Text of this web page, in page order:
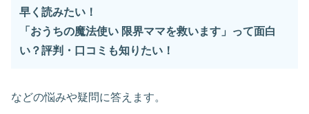
早く読みたい！
「おうちの魔法使い 限界ママを救います」って面白
い？評判・口コミも知りたい！
などの悩みや疑問に答えます。